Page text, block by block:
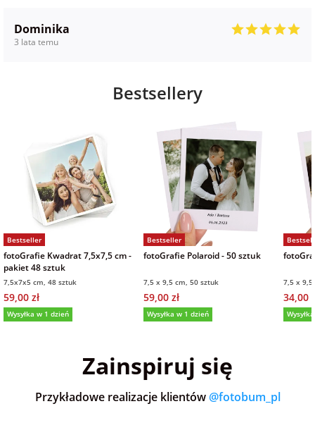
Dominika
3 lata temu
Bestsellery
Bestseller
fotoGrafie Kwadrat 7,5x7,5 cm -
pakiet 48 sztuk
7,5x7x5 cm, 48 sztuk
59,00 zł
Wysyłka w 1 dzień
Bestseller
fotoGrafie Polaroid - 50 sztuk
7,5 x 9,5 cm, 50 sztuk
59,00 zł
Wysyłka w 1 dzień
7,5 x
34,00
Zainspiruj się
Przykładowe realizacje klientów @fotobum_pl